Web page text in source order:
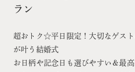
ラン
超おトク☆平日限定！大切なゲス
が叶う結婚式
お日柄や記念日も選びやすい＆最